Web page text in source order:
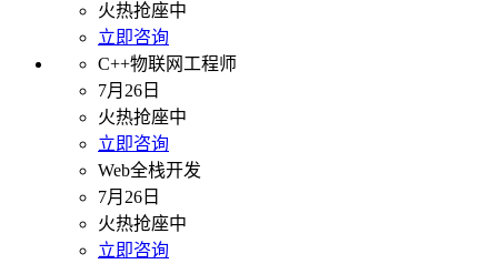
火热抢座中
立即咨询
C++物联网工程师
7月26日
火热抢座中
立即咨询
Web全栈开发
7月26日
火热抢座中
立即咨询